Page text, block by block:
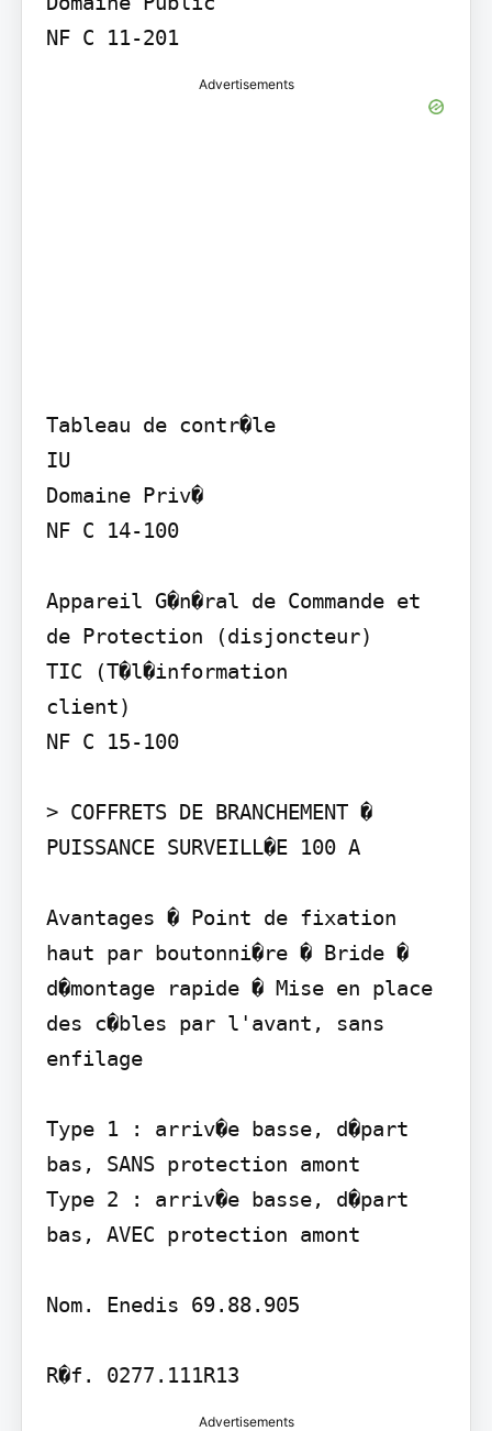
NF C 11-201
Advertisements
Tableau de contr�le
IU
Domaine Priv�
NF C 14-100
Appareil G�n�ral de Commande et
de Protection (disjoncteur)
TIC (T�l�information
client)
NF C 15-100
> COFFRETS DE BRANCHEMENT �
PUISSANCE SURVEILL�E 100 A
Avantages � Point de fixation
haut par boutonni�re � Bride �
d�montage rapide � Mise en place
des c�bles par l'avant, sans
enfilage
Type 1 : arriv�e basse, d�part
bas, SANS protection amont
Type 2 : arriv�e basse, d�part
bas, AVEC protection amont
Nom. Enedis 69.88.905
R�f. 0277.111R13
Advertisements